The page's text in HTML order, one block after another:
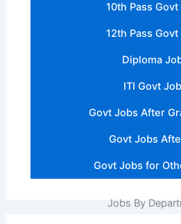
10th Pass Govt
12th Pass Govt
Diploma
ITI Govt
Govt Jobs After
Govt Jobs
Govt Jobs for
Jobs By